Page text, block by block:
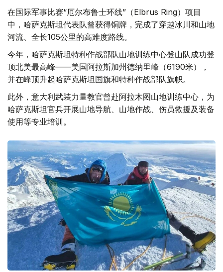
在国际军事比赛“厄尔布鲁士环线”（Elbrus Ring）项目
中，哈萨克斯坦代表队曾获得铜牌，完成了穿越冰川和山地
河流、全长105公里的高难度路线。
今年，哈萨克斯坦特种作战部队山地训练中心登山队成功登
顶北美最高峰——美国阿拉斯加州德纳里峰（6190米），
并在峰顶升起哈萨克斯坦国旗和特种作战部队旗帜。
此外，意大利武装力量教官曾赴阿拉木图山地训练中心，为
哈萨克斯坦官兵开展山地导航、山地作战、伤员救援及装备
使用等专业培训。